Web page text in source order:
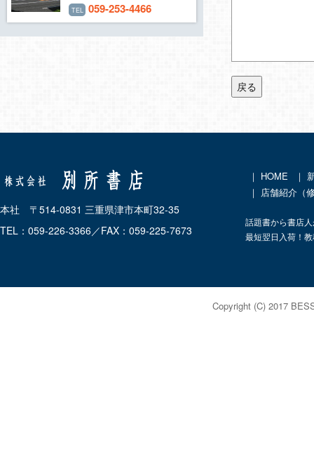
TEL 059-253-4466
戻る
本社 〒514-0831 三重県津市本町32-35
TEL：059-226-3366／FAX：059-225-7673
｜ HOME ｜
｜ 店舗紹介（
話題書から書店
最短翌日入荷！
Copyright (C) 2017